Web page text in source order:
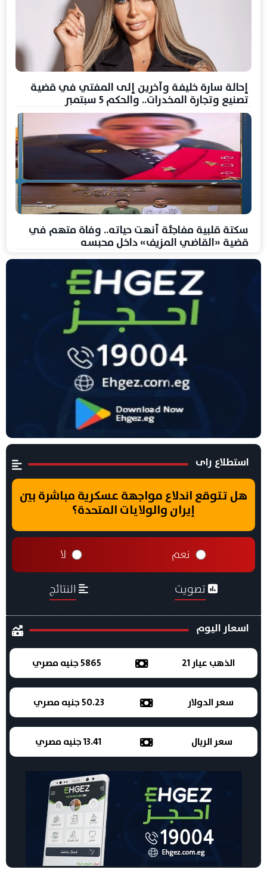
إحالة سارة خليفة وآخرين إلى المفتي في قضية
تصنيع وتجارة المخدرات.. والحكم 5 سبتمبر
سكتة قلبية مفاجئة أنهت حياته.. وفاة متهم في
قضية «القاضي المزيف» داخل محبسه
استطلاع راى
هل تتوقع اندلاع مواجهة عسكرية مباشرة بين
إيران والولايات المتحدة؟
نعم لا
تصويت النتائج
اسعار اليوم
الذهب عيار 21 5865 جنيه مصري
سعر الدولار 50.23 جنيه مصري
سعر الريال 13.41 جنيه مصري